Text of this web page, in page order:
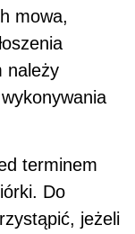
mowa,
należy
terminem
Do
jeżeli